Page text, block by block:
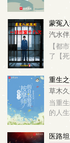
蒙冤
汽水
【都
了【
重生
草木久
当重
的人
医路